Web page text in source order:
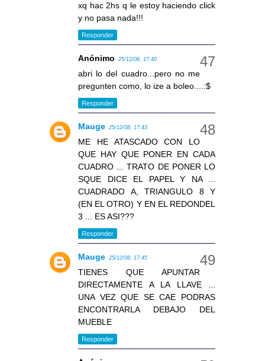
xq hac 2hs q le estoy haciendo click
y no pasa nada!!!
Responder
Anónimo 25/12/08, 17:40
abri lo del cuadro...pero no me
pregunten como, lo ize a boleo....:$
Responder
Mauge 25/12/08, 17:43
ME HE ATASCADO CON LO
QUE HAY QUE PONER EN CADA
CUADRO ... TRATO DE PONER LO
SQUE DICE EL PAPEL Y NA ...
CUADRADO A, TRIANGULO 8 Y
(EN EL OTRO) Y EN EL REDONDEL
3 ... ES ASI???
Responder
Mauge 25/12/08, 17:45
TIENES QUE APUNTAR
DIRECTAMENTE A LA LLAVE ...
UNA VEZ QUE SE CAE PODRAS
ENCONTRARLA DEBAJO DEL
MUEBLE
Responder